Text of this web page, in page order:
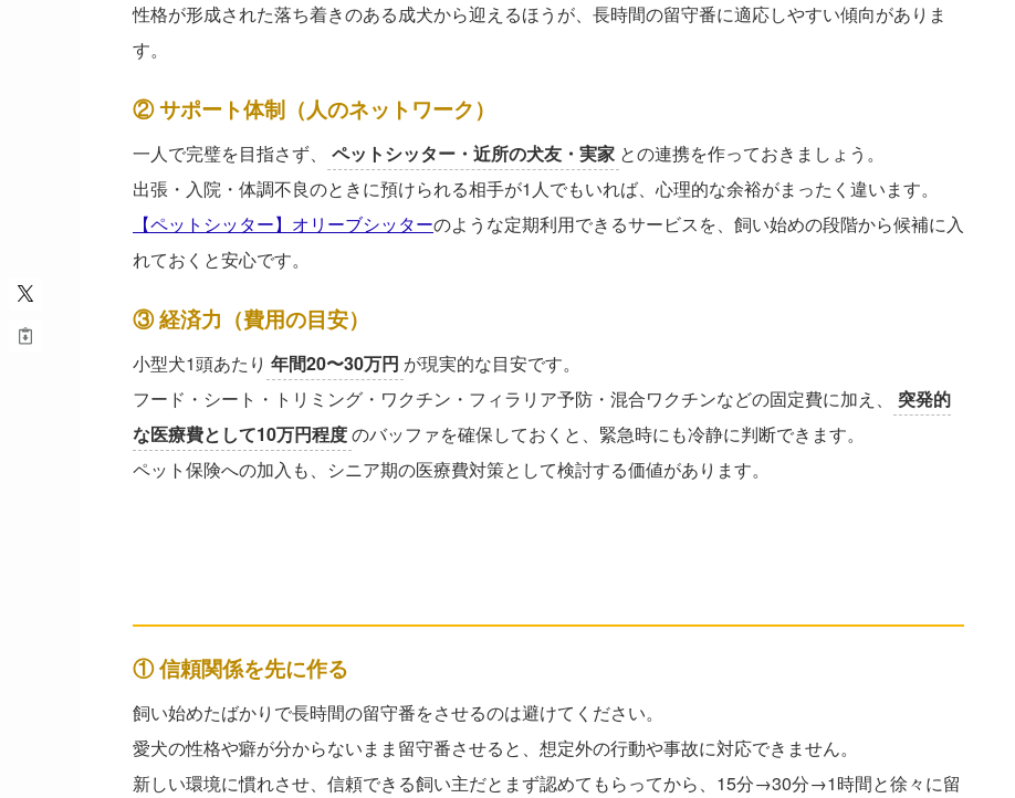
性格が形成された落ち着きのある成犬から迎えるほうが、長時間の留守番に適応しやすい傾向がありま
す。
② サポート体制（人のネットワーク）
一人で完璧を目指さず、 ペットシッター・近所の犬友・実家 との連携を作っておきましょう。
出張・入院・体調不良のときに預けられる相手が1人でもいれば、心理的な余裕がまったく違います。
【ペットシッター】オリーブシッターのような定期利用できるサービスを、飼い始めの段階から候補に入
れておくと安心です。
③ 経済力（費用の目安）
小型犬1頭あたり 年間20〜30万円 が現実的な目安です。
フード・シート・トリミング・ワクチン・フィラリア予防・混合ワクチンなどの固定費に加え、
突発的
な医療費として10万円程度のバッファを確保しておくと、緊急時にも冷静に判断できます。
ペット保険への加入も、シニア期の医療費対策として検討する価値があります。
① 信頼関係を先に作る
飼い始めたばかりで長時間の留守番をさせるのは避けてください。
愛犬の性格や癖が分からないまま留守番させると、想定外の行動や事故に対応できません。
新しい環境に慣れさせ、信頼できる飼い主だとまず認めてもらってから、15分→30分→1時間と徐々に留